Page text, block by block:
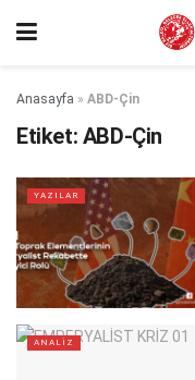
Anasayfa » ABD-Çin
Etiket: ABD-Çin
YAZILAR
ANALİZ